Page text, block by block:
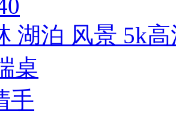
湖泊 风景 5k